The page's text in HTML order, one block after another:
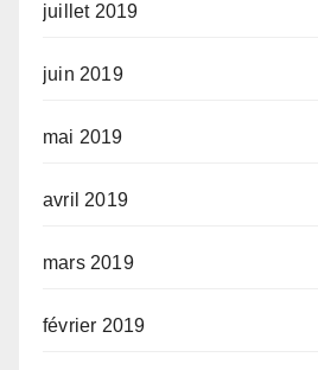
juillet 2019
juin 2019
mai 2019
avril 2019
mars 2019
février 2019